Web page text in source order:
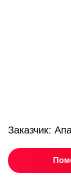
Заказчик: